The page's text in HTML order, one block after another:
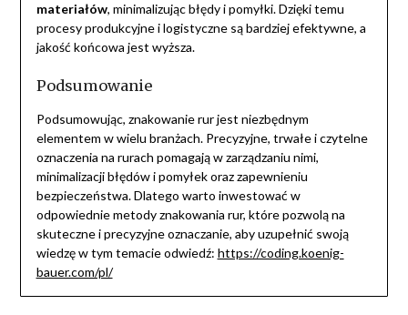
materiałów, minimalizując błędy i pomyłki. Dzięki temu
procesy produkcyjne i logistyczne są bardziej efektywne, a
jakość końcowa jest wyższa.
Podsumowanie
Podsumowując, znakowanie rur jest niezbędnym
elementem w wielu branżach. Precyzyjne, trwałe i czytelne
oznaczenia na rurach pomagają w zarządzaniu nimi,
minimalizacji błędów i pomyłek oraz zapewnieniu
bezpieczeństwa. Dlatego warto inwestować w
odpowiednie metody znakowania rur, które pozwolą na
skuteczne i precyzyjne oznaczanie, aby uzupełnić swoją
wiedzę w tym temacie odwiedź: https://coding.koenig-
bauer.com/pl/